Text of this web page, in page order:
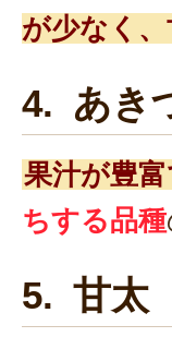
が少なく
4. あき
果汁が豊富
ちする品種
5. 甘太